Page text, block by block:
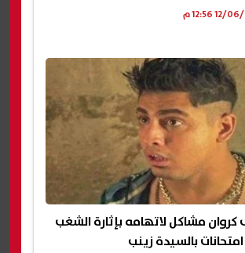
مشاكل لاتهامه بإثارة الشغب
بالسيدة زينب